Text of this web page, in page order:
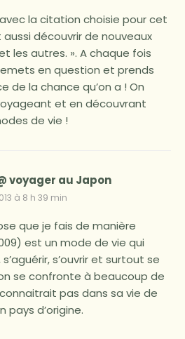
avec la citation choisie pour cet
aussi découvrir de nouveaux
les autres. ». A chaque fois
en question et prends
de la chance qu’on a ! On
et en découvrant
de vie !
voyager au Japon
à 8 h 39 min
que je fais de manière
est un mode de vie qui
s’ouvrir et surtout se
se confronte à beaucoup de
pas dans sa vie de
pays d’origine.